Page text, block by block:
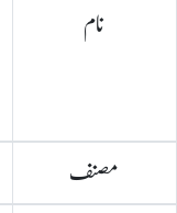
نام
مصنف